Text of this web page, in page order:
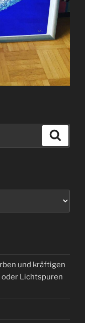
und kräftigen
oder Lichtspuren